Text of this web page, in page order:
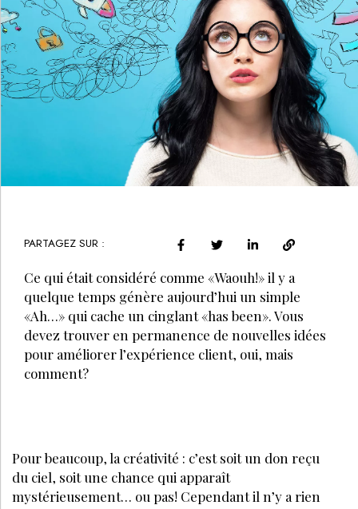
PARTAGEZ SUR :
Ce qui était considéré comme «Waouh!» il y a
quelque temps génère aujourd’hui un simple
«Ah…» qui cache un cinglant «has been». Vous
devez trouver en permanence de nouvelles idées
pour améliorer l’expérience client, oui, mais
comment?
Pour beaucoup, la créativité : c’est soit un don reçu
du ciel, soit une chance qui apparaît
mystérieusement… ou pas! Cependant il n’y a rien